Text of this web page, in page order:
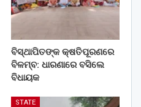
ବିସ୍ଥାପିତଙ୍କ କ୍ଷତିପୂରଣରେ
ବିଳମ୍ବ: ଧାରଣାରେ ବସିଲେ
ବିଧାୟକ
STATE